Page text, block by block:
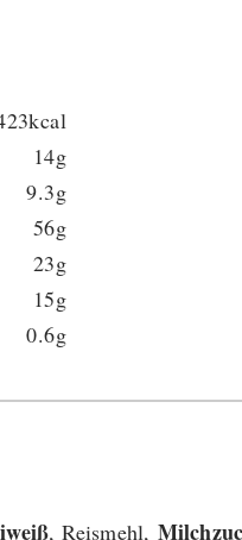
14g
9.3g
56g
23g
15g
0.6g
, Reismehl,